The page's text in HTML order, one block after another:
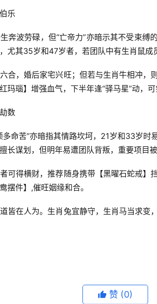
乐
奔波劳碌，但“亡帝力”亦暗示其不受束缚
尤其35岁和47岁者，若团队中有生肖鼠成
合，婚后家宅兴旺；但若与生肖牛相冲，
玛瑙】增强血气，下半年逢“驿马星”动，
数
多命苦”亦暗指其情路坎坷，21岁和33岁
长谋划，但明年易遭团队背叛，重要项目
可得横财，推荐随身携带【黑曜石蛇戒】
摆件】,催旺姻缘和合。
皆在人为。生肖兔宜静守，生肖马当求变
赞 (0)